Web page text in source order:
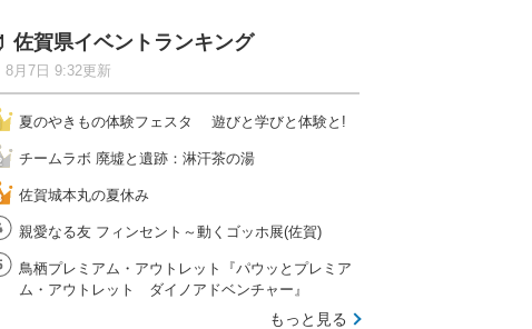
佐賀県イベントランキング
8月7日 9:32更新
夏のやきもの体験フェスタ 遊びと学びと体験と!
チームラボ 廃墟と遺跡：淋汗茶の湯
佐賀城本丸の夏休み
親愛なる友 フィンセント～動くゴッホ展(佐賀)
鳥栖プレミアム・アウトレット『パウッとプレミア
ム・アウトレット ダイノアドベンチャー』
もっと見る